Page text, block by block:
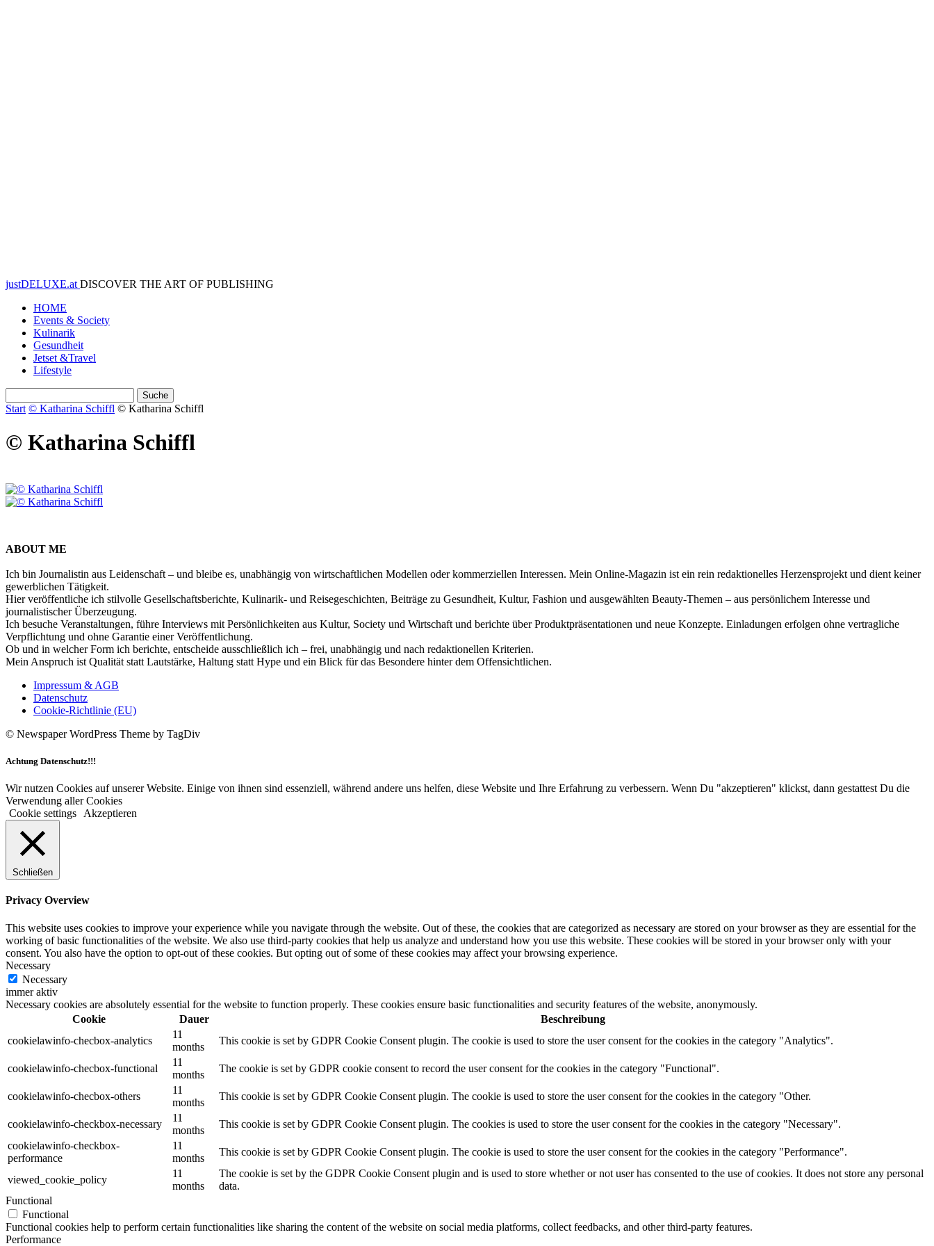
justDELUXE.at DISCOVER THE ART OF PUBLISHING
HOME
Events & Society
Kulinarik
Gesundheit
Jetset &Travel
Lifestyle
Start © Katharina Schiffl © Katharina Schiffl
© Katharina Schiffl
ABOUT ME
Ich bin Journalistin aus Leidenschaft – und bleibe es, unabhängig von wirtschaftlichen Modellen oder kommerziellen Interessen. Mein Online-Magazin ist ein rein redaktionelles Herzensprojekt und dient keiner
gewerblichen Tätigkeit.
Hier veröffentliche ich stilvolle Gesellschaftsberichte, Kulinarik- und Reisegeschichten, Beiträge zu Gesundheit, Kultur, Fashion und ausgewählten Beauty-Themen – aus persönlichem Interesse und
journalistischer Überzeugung.
Ich besuche Veranstaltungen, führe Interviews mit Persönlichkeiten aus Kultur, Society und Wirtschaft und berichte über Produktpräsentationen und neue Konzepte. Einladungen erfolgen ohne vertragliche
Verpflichtung und ohne Garantie einer Veröffentlichung.
Ob und in welcher Form ich berichte, entscheide ausschließlich ich – frei, unabhängig und nach redaktionellen Kriterien.
Mein Anspruch ist Qualität statt Lautstärke, Haltung statt Hype und ein Blick für das Besondere hinter dem Offensichtlichen.
Impressum & AGB
Datenschutz
Cookie-Richtlinie (EU)
© Newspaper WordPress Theme by TagDiv
Achtung Datenschutz!!!
Wir nutzen Cookies auf unserer Website. Einige von ihnen sind essenziell, während andere uns helfen, diese Website und Ihre Erfahrung zu verbessern. Wenn Du "akzeptieren" klickst, dann gestattest Du die
Verwendung aller Cookies
Cookie settings
Akzeptieren
Schließen
Privacy Overview
This website uses cookies to improve your experience while you navigate through the website. Out of these, the cookies that are categorized as necessary are stored on your browser as they are essential for the
working of basic functionalities of the website. We also use third-party cookies that help us analyze and understand how you use this website. These cookies will be stored in your browser only with your
consent. You also have the option to opt-out of these cookies. But opting out of some of these cookies may affect your browsing experience.
Necessary
Necessary
immer aktiv
Necessary cookies are absolutely essential for the website to function properly. These cookies ensure basic functionalities and security features of the website, anonymously.
Cookie
Dauer
Beschreibung
cookielawinfo-checbox-analytics
11
months
This cookie is set by GDPR Cookie Consent plugin. The cookie is used to store the user consent for the cookies in the category "Analytics".
cookielawinfo-checbox-functional
11
months
The cookie is set by GDPR cookie consent to record the user consent for the cookies in the category "Functional".
cookielawinfo-checbox-others
11
months
This cookie is set by GDPR Cookie Consent plugin. The cookie is used to store the user consent for the cookies in the category "Other.
cookielawinfo-checkbox-necessary
11
months
This cookie is set by GDPR Cookie Consent plugin. The cookies is used to store the user consent for the cookies in the category "Necessary".
cookielawinfo-checkbox-
performance
11
months
This cookie is set by GDPR Cookie Consent plugin. The cookie is used to store the user consent for the cookies in the category "Performance".
viewed_cookie_policy
11
months
The cookie is set by the GDPR Cookie Consent plugin and is used to store whether or not user has consented to the use of cookies. It does not store any personal
data.
Functional
Functional
Functional cookies help to perform certain functionalities like sharing the content of the website on social media platforms, collect feedbacks, and other third-party features.
Performance